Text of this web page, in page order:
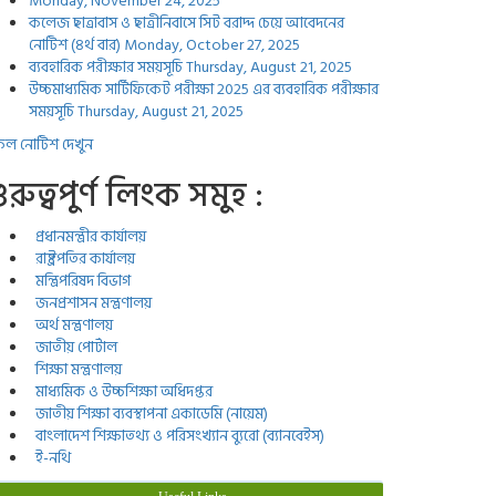
কলেজ ছাত্রাবাস ও ছাত্রীনিবাসে সিট বরাদ্দ চেয়ে আবেদনের
নোটিশ (৪র্থ বার) Monday, October 27, 2025
ব্যবহারিক পরীক্ষার সময়সূচিThursday, August 21, 2025
উচ্চমাধ্যমিক সার্টিফিকেট পরীক্ষা 2025 এর ব্যবহারিক পরীক্ষার
সময়সূচিThursday, August 21, 2025
নোটিশ দেখুন
লিংক সমুহ :
প্রধানমন্ত্রীর কার্যালয়
রাষ্ট্রপতির কার্যালয়
মন্ত্রিপরিষদ বিভাগ
জনপ্রশাসন মন্ত্রণালয়
অর্থ মন্ত্রণালয়
জাতীয় পোর্টাল
শিক্ষা মন্ত্রণালয়
মাধ্যমিক ও উচ্চশিক্ষা অধিদপ্তর
জাতীয় শিক্ষা ব্যবস্থাপনা একাডেমি (নায়েম)
বাংলাদেশ শিক্ষাতথ্য ও পরিসংখ্যান ব্যুরো (ব্যানবেইস)
ই-নথি